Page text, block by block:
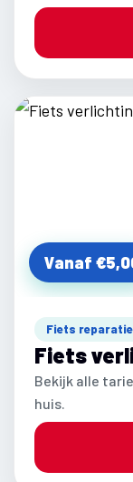
Vanaf
Fiets reparatie
Fiets
Bekijk alle
huis.